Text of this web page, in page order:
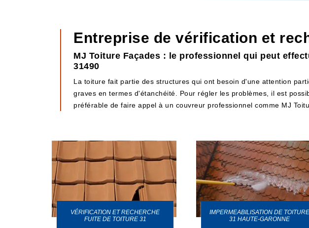
Entreprise de vérification et
MJ Toiture Façades : le professionnel qui peut
31490
La toiture fait partie des structures qui ont besoin d'une attention
graves en termes d'étanchéité. Pour régler les problèmes, il est
préférable de faire appel à un couvreur professionnel comme MJ
VÉRIFICATION ET RECHERCHE
FUITE DE TOITURE 31
IMPERMEABILISATION DE TOITURE
31 HAUTE-GARONNE